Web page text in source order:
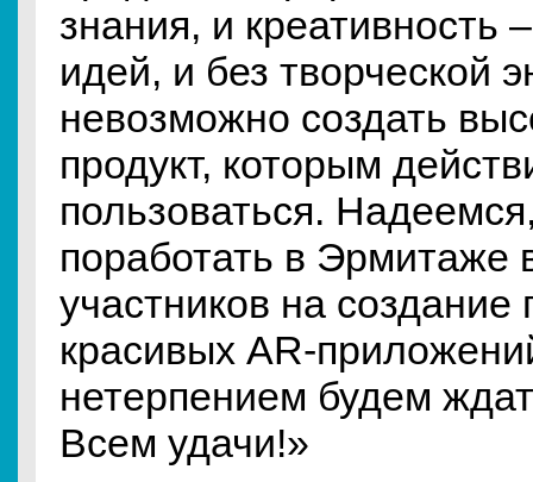
знания, и креативность
идей, и без творческой
невозможно создать
продукт, которым
пользоваться.
поработать в Эрмитаже
участников на создание
красивых AR-
нетерпением будем
Всем удачи!»